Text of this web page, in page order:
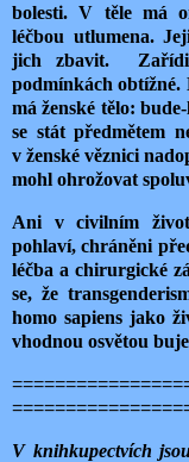
bolesti. V těle má
léčbou utlumena.
jich zbavit. Zařídit
podmínkách obtížné.
má ženské tělo:
se stát předmětem
v ženské věznici
mohl ohrožovat
Ani v civilním
pohlaví, chráněni
léčba a chirurgické
se, že
homo sapiens jako
vhodnou osvětou
V knihkupectvích